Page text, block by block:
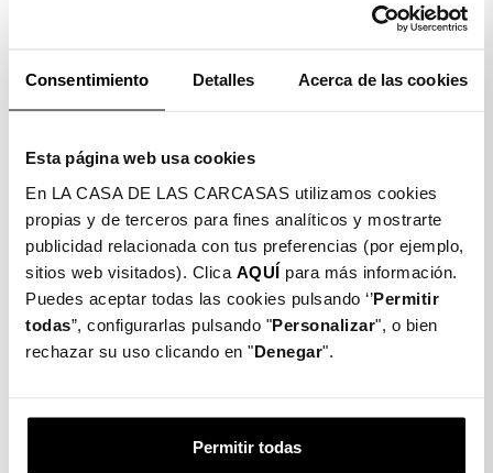
Consentimiento Detalles Acerca de las cookies
Esta página web usa cookies
En LA CASA DE LAS CARCASAS utilizamos cookies
propias y de terceros para fines analíticos y mostrarte
publicidad relacionada con tus preferencias (por ejemplo,
sitios web visitados). Clica AQUÍ para más información.
Puedes aceptar todas las cookies pulsando ‘’Permitir
todas”, configurarlas pulsando "Personalizar", o bien
rechazar su uso clicando en "Denegar".
Permitir todas
Colgante sencillo y fácil de instalar en
Material ligero y resistente para el día
a día
son elegantes y funcionales. Además,
puedes combinarlo con tus accesorios
y fundas favoritas.
gustos.